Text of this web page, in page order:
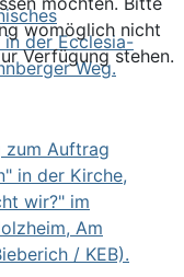
in der Ecclesia-
Weg.
zum Auftrag
in der Kirche,
wir?" im
Am
/ KEB).
womöglich nicht
Verfügung stehen.